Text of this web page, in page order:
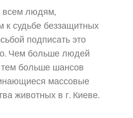
людям,
к судьбе беззащитных
подписать это
Чем больше людей
тем больше шансов
массовые
животных в г. Киеве.